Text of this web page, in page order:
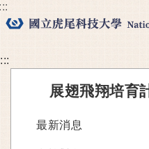
:::
展翅飛翔培
最新消息